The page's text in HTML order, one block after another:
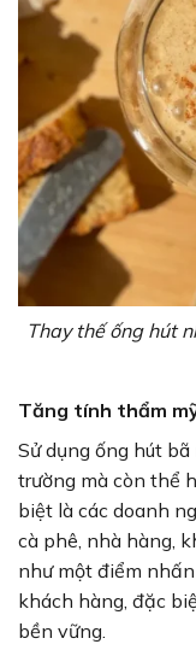
Thay thế ống hút
Tăng tính thẩm
Sử dụng ống hút
trường mà còn thể
biệt là các doanh
cà phê, nhà hàng,
như một điểm
khách hàng, đặc
bền vững.